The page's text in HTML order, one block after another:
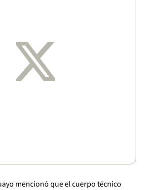
mencionó que el cuerpo técnico